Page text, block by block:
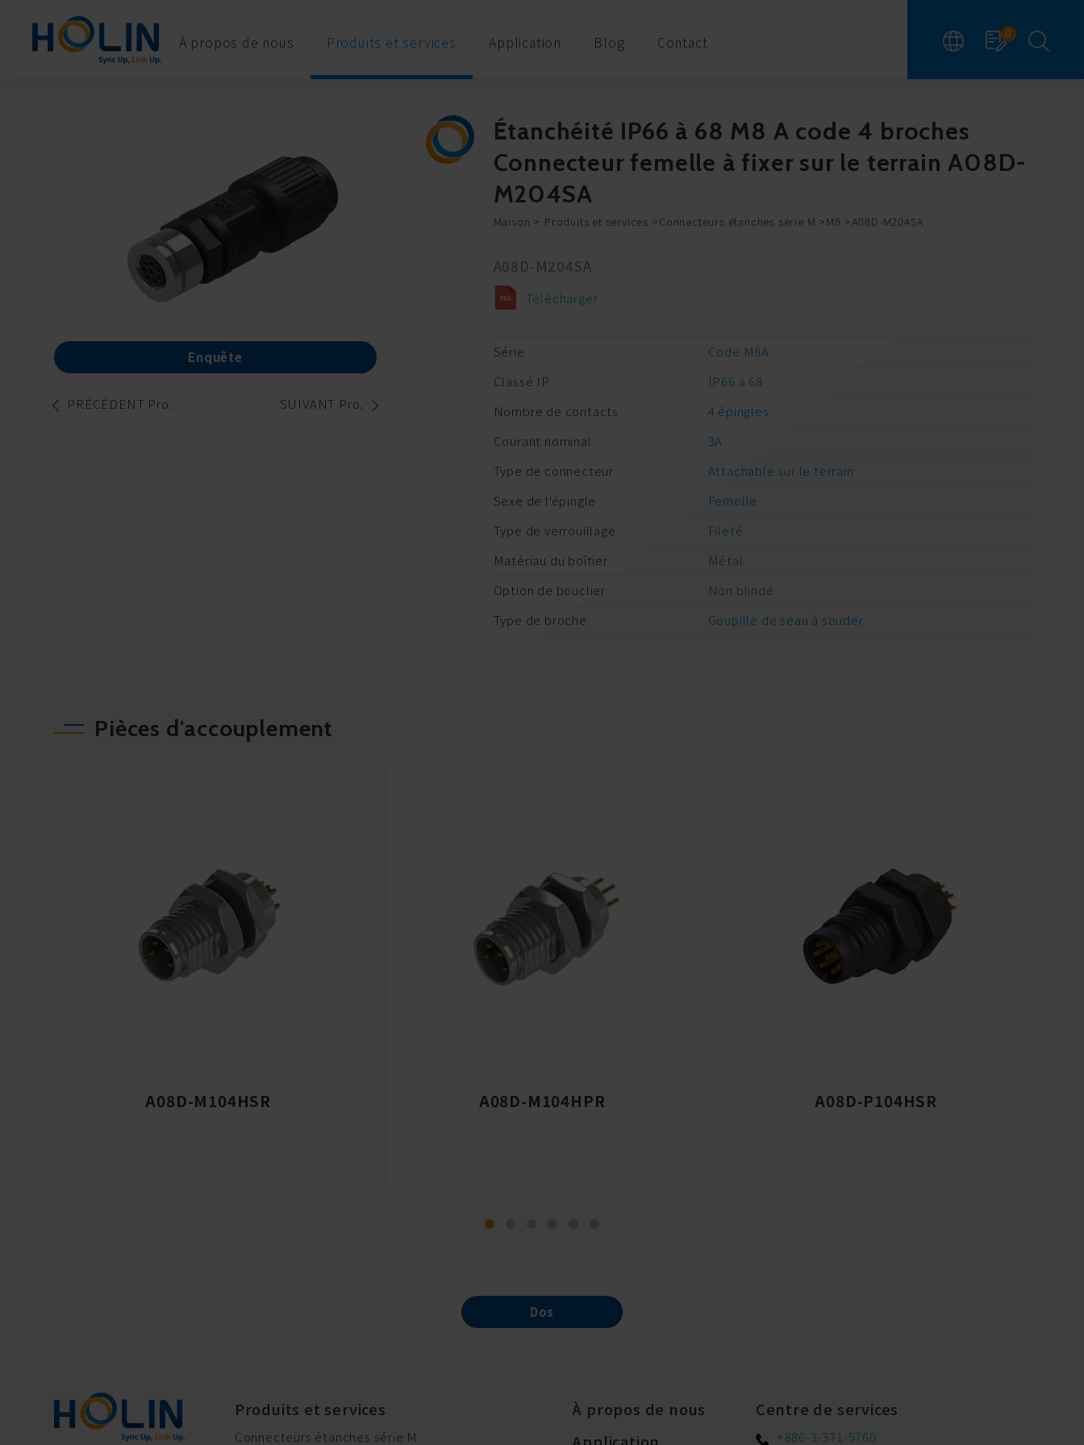
0
À propos de nous Produits et services Application Blog Contact
Enquête
PRÉCÉDENT Pro. SUIVANT Pro.
Étanchéité IP66 à 68 M8 A code 4 broches
Connecteur femelle à fixer sur le terrain A08D-
M204SA
Maison Produits et services Connecteurs étanches série M M8 A08D-M204SA
A08D-M204SA
Télécharger
Série
Code M8A
Classé IP
IP66 à 68
Nombre de contacts
4 épingles
Courant nominal
3A
Type de connecteur
Attachable sur le terrain
Sexe de l'épingle
Femelle
Type de verrouillage
Fileté
Matériau du boîtier
Métal
Option de bouclier
Non blindé
Type de broche
Goupille de seau à souder
Pièces d'accouplement
A08D-M104HSR A08D-M104HPR A08D-P104HSR
Dos
Produits et services
Connecteurs étanches série M
À propos de nous
Centre de services
+886-3-371-5760
Panneau de gestion des cookies